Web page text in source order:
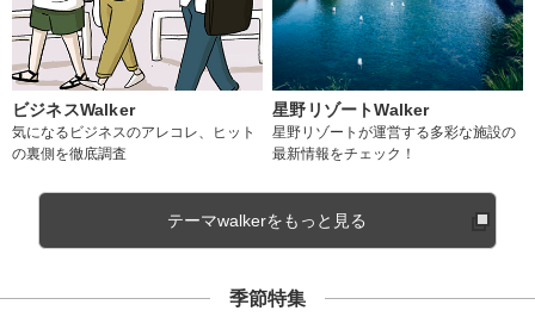
ビジネスWalker
気になるビジネスのアレコレ、ヒット
の裏側を徹底調査
星野リゾートWalker
星野リゾートが運営する多彩な施設の
最新情報をチェック！
テーマwalkerをもっと見る
季節特集